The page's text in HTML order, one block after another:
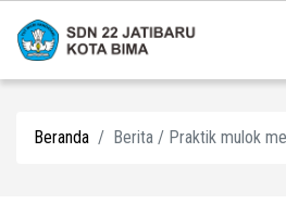
Beranda Berita / Praktik mulok